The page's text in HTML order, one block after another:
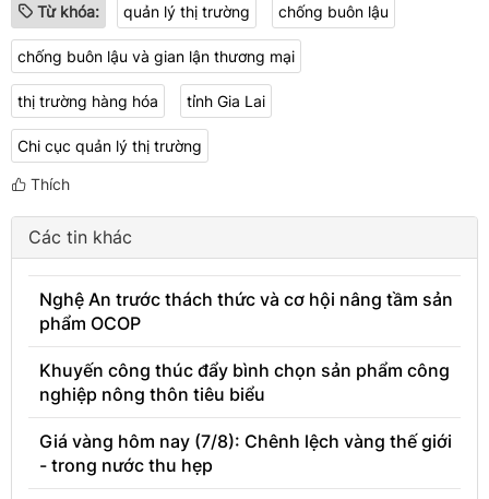
Từ khóa: quản lý thị trường chống buôn lậu
chống buôn lậu và gian lận thương mại
thị trường hàng hóa tỉnh Gia Lai
Chi cục quản lý thị trường
Thích
Các tin khác
Nghệ An trước thách thức và cơ hội nâng tầm sản
phẩm OCOP
Khuyến công thúc đẩy bình chọn sản phẩm công
nghiệp nông thôn tiêu biểu
Giá vàng hôm nay (7/8): Chênh lệch vàng thế giới
- trong nước thu hẹp